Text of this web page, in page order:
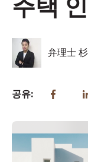
주택
弁理士
공유: